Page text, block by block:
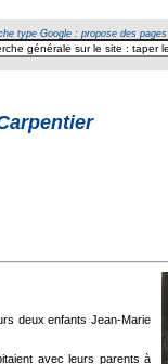
type Google : propose des pages
deux enfants Jean-Marie
avec leurs parents à